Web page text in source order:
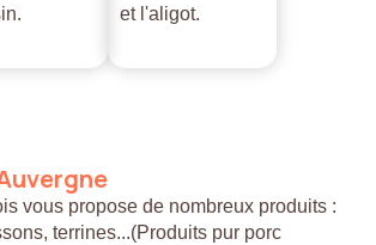
et l'aligot.
vous propose de nombreux produits :
terrines...(Produits pur porc